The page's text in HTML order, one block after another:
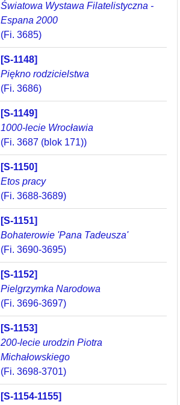
Światowa Wystawa Filatelistyczna -
Espana 2000
(Fi. 3685)
[S-1148]
Piękno rodzicielstwa
(Fi. 3686)
[S-1149]
1000-lecie Wrocławia
(Fi. 3687 (blok 171))
[S-1150]
Etos pracy
(Fi. 3688-3689)
[S-1151]
Bohaterowie 'Pana Tadeusza'
(Fi. 3690-3695)
[S-1152]
Pielgrzymka Narodowa
(Fi. 3696-3697)
[S-1153]
200-lecie urodzin Piotra
Michałowskiego
(Fi. 3698-3701)
[S-1154-1155]